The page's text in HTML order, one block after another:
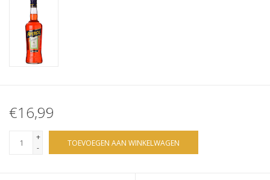
€16,99
+
-
TOEVOEGEN AAN WINKELWAGEN